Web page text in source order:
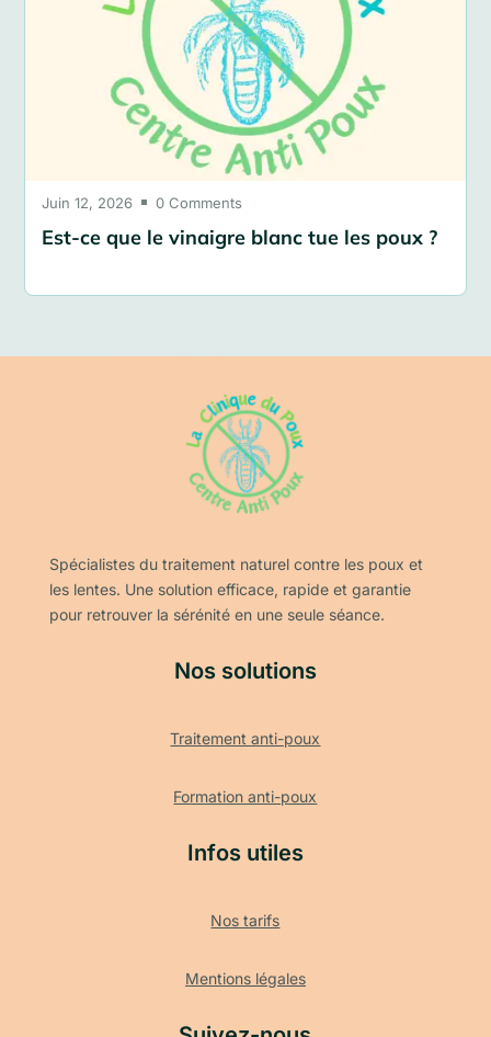
Juin 12, 2026 0 Comments
Est-ce que le vinaigre blanc tue les poux ?
Spécialistes du traitement naturel contre les poux et
les lentes. Une solution efficace, rapide et garantie
pour retrouver la sérénité en une seule séance.
Nos solutions
Traitement anti-poux
Formation anti-poux
Infos utiles
Nos tarifs
Mentions légales